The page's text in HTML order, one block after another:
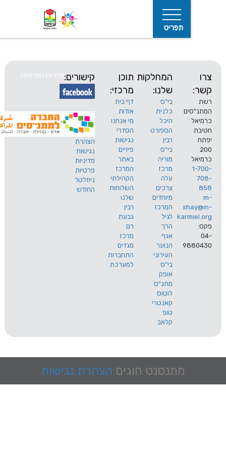
המחלקות
שלנו:
בי"ס
כלנית
היכל
הספורט
רבין
בי"ס
מוריה
מרכז
עלה
צרכים
מיוחדים
המרכז
לגיל
הרך
אגף
הנוער
תוכן
מרכזי:
דף בית
אודות
מי אנחנו
הסדרי
נגישות
פיזיים
באתר
המרכז
הקהילתי
השלוחות
שלנו
רבין
גבעת
רם
מרכז
מגדים
התחברות
למערכת
קישורים:
הצהרת
נגישות
מדיניות
פרטיות
ניוזלטר
החודש
מדיניות הפרטיות
מתנסנט חוגים הצהרת נגישות